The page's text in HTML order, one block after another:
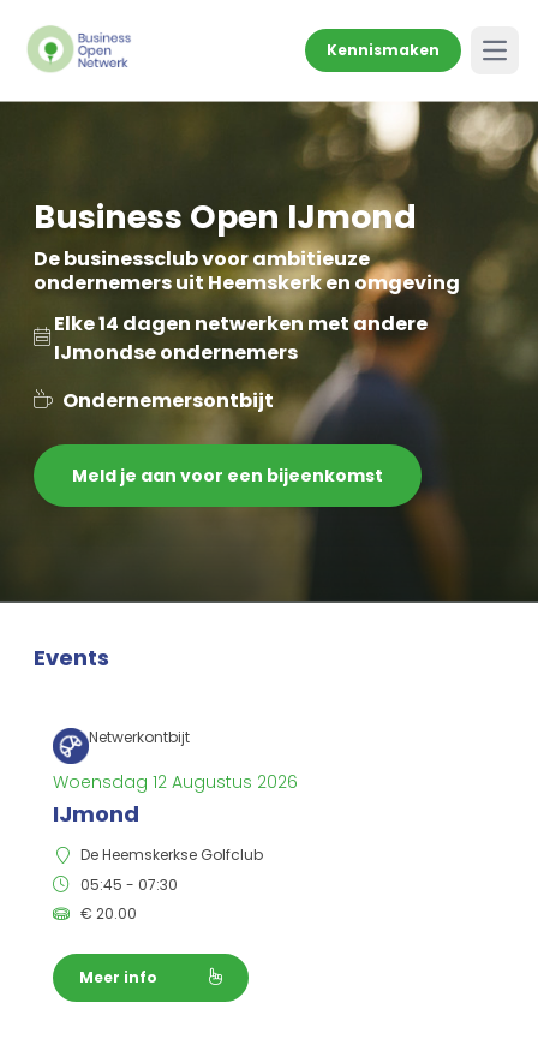
Kennismaken
Business Open IJmond
De businessclub voor ambitieuze
ondernemers uit Heemskerk en omgeving
Elke 14 dagen netwerken met andere
IJmondse ondernemers
Ondernemersontbijt
Meld je aan voor een bijeenkomst
Events
Netwerkontbijt
Woensdag 12 Augustus 2026
IJmond
De Heemskerkse Golfclub
05:45 - 07:30
€ 20.00
Meer info